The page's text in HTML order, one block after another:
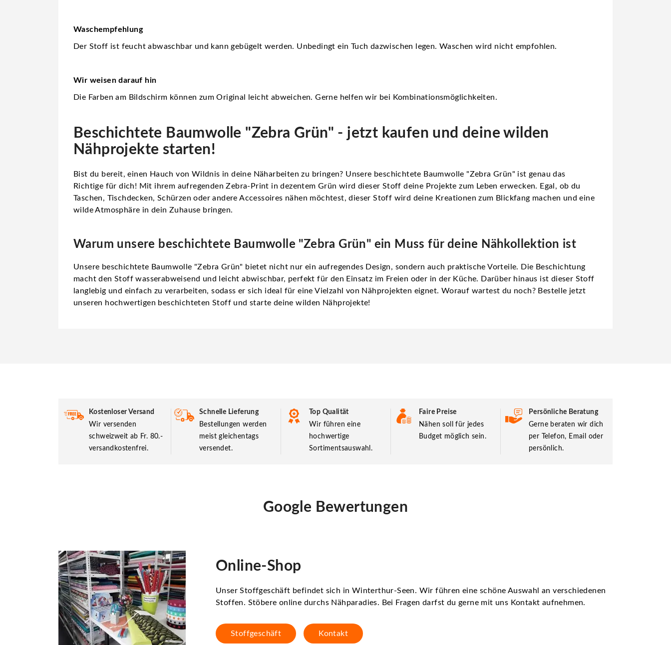
Waschempfehlung
Der Stoff ist feucht abwaschbar und kann gebügelt werden. Unbedingt ein Tuch dazwischen legen. Waschen wird nicht empfohlen.
Wir weisen darauf hin
Die Farben am Bildschirm können zum Original leicht abweichen. Gerne helfen wir bei Kombinationsmöglichkeiten.
Beschichtete Baumwolle "Zebra Grün" - jetzt kaufen und deine wilden
Nähprojekte starten!
Bist du bereit, einen Hauch von Wildnis in deine Näharbeiten zu bringen? Unsere beschichtete Baumwolle "Zebra Grün" ist genau das
Richtige für dich! Mit ihrem aufregenden Zebra-Print in dezentem Grün wird dieser Stoff deine Projekte zum Leben erwecken. Egal, ob du
Taschen, Tischdecken, Schürzen oder andere Accessoires nähen möchtest, dieser Stoff wird deine Kreationen zum Blickfang machen und eine
wilde Atmosphäre in dein Zuhause bringen.
Warum unsere beschichtete Baumwolle "Zebra Grün" ein Muss für deine Nähkollektion ist
Unsere beschichtete Baumwolle "Zebra Grün" bietet nicht nur ein aufregendes Design, sondern auch praktische Vorteile. Die Beschichtung
macht den Stoff wasserabweisend und leicht abwischbar, perfekt für den Einsatz im Freien oder in der Küche. Darüber hinaus ist dieser Stoff
langlebig und einfach zu verarbeiten, sodass er sich ideal für eine Vielzahl von Nähprojekten eignet. Worauf wartest du noch? Bestelle jetzt
unseren hochwertigen beschichteten Stoff und starte deine wilden Nähprojekte!
Kostenloser Versand
Wir versenden
schweizweit ab Fr. 80.-
versandkostenfrei.
Schnelle Lieferung
Bestellungen werden
meist gleichentags
versendet.
Top Qualität
Wir führen eine
hochwertige
Sortimentsauswahl.
Faire Preise
Nähen soll für jedes
Budget möglich sein.
Persönliche Beratung
Gerne beraten wir dich
per Telefon, Email oder
persönlich.
Google Bewertungen
Online-Shop
Unser Stoffgeschäft befindet sich in Winterthur-Seen. Wir führen eine schöne Auswahl an verschiedenen
Stoffen. Stöbere online durchs Nähparadies. Bei Fragen darfst du gerne mit uns Kontakt aufnehmen.
Stoffgeschäft Kontakt